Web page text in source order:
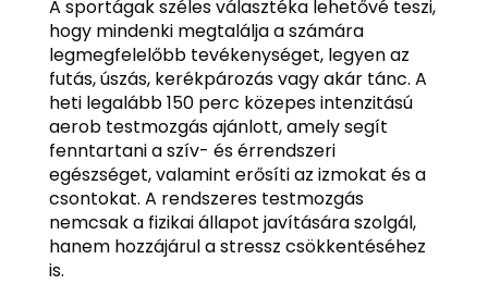
A sportágak széles választéka lehetővé teszi,
hogy mindenki megtalálja a számára
legmegfelelőbb tevékenységet, legyen az
futás, úszás, kerékpározás vagy akár tánc. A
heti legalább 150 perc közepes intenzitású
aerob testmozgás ajánlott, amely segít
fenntartani a szív- és érrendszeri
egészséget, valamint erősíti az izmokat és a
csontokat. A rendszeres testmozgás
nemcsak a fizikai állapot javítására szolgál,
hanem hozzájárul a stressz csökkentéséhez
is.